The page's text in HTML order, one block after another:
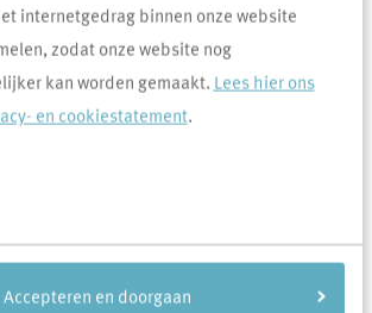
internetgedrag binnen onze website
zodat onze website nog
kan worden gemaakt. Lees hier ons
en cookiestatement.
Accepteren en doorgaan
nieuw ERP-systeem geselecteerd en
is in 2016 een Mantelovereenkomst
afgesloten. Later zijn er inkoopafspraken
van een